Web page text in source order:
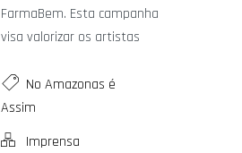
FarmaBem. Esta campanha
visa valorizar os artistas
No Amazonas é
Assim
Imprensa